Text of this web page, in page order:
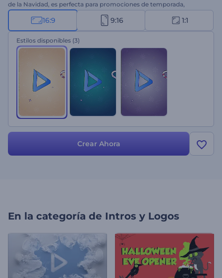
de la Navidad, es perfecta para promociones de temporada,
mensajes navideños y contenido para redes sociales. Personalizarla
es muy sencillo: sube tu logotipo, escribe tu mensaje, elige una
pista de música y selecciona tu estilo de color favorito. ¡Crea ahora!
16:9 9:16 1:1
Estilos disponibles (3)
Crear Ahora
En la categoría de Intros y Logos